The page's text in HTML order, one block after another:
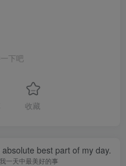
下吧
收藏
best part of my day.
一天中最美好的事